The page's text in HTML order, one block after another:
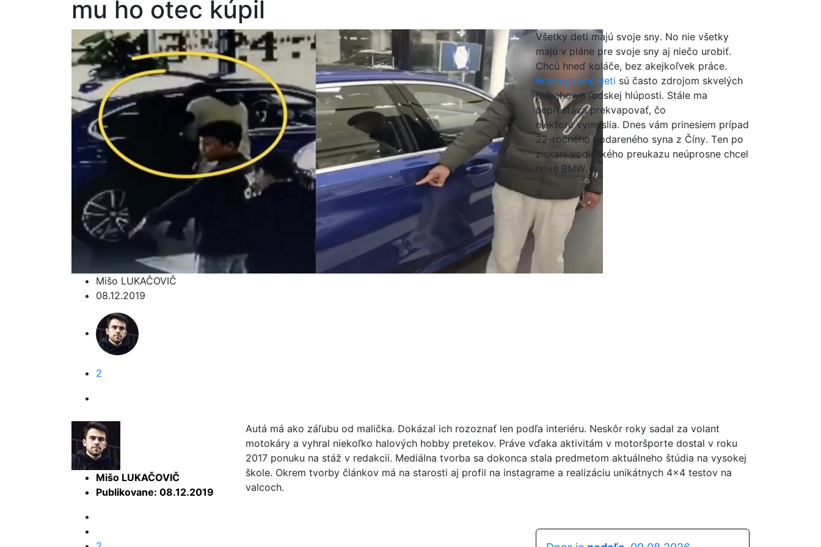
mu ho otec kúpil
Mišo LUKAČOVIČ
08.12.2019
2
Všetky deti majú svoje sny. No nie všetky
majú v pláne pre svoje sny aj niečo urobiť.
Chcú hneď koláče, bez akejkoľvek práce.
Rozmaznané deti sú často zdrojom skvelých
príbehov o ľudskej hlúposti. Stále ma
neprestáva prekvapovať, čo
niektoré vymyslia. Dnes vám prinesiem prípad
22-ročného podareného syna z Číny. Ten po
získaní vodičského preukazu neúprosne chcel
nové BMW.
Mišo LUKAČOVIČ
Publikovane: 08.12.2019
Autá má ako záľubu od malička. Dokázal ich rozoznať len podľa interiéru. Neskôr roky sadal za volant
motokáry a vyhral niekoľko halových hobby pretekov. Práve vďaka aktivitám v motoršporte dostal v roku
2017 ponuku na stáž v redakcii. Mediálna tvorba sa dokonca stala predmetom aktuálneho štúdia na vysokej
škole. Okrem tvorby článkov má na starosti aj profil na instagrame a realizáciu unikátnych 4x4 testov na
valcoch.